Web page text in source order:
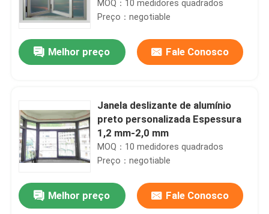
MOQ：10 medidores quadrados
Preço：negotiable
Melhor preço Fale Conosco
Janela deslizante de alumínio
preto personalizada Espessura
1,2 mm-2,0 mm
MOQ：10 medidores quadrados
Preço：negotiable
Melhor preço Fale Conosco